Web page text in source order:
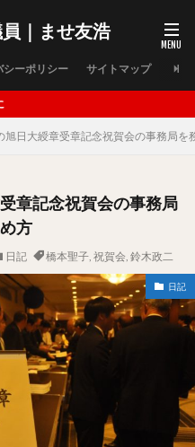
｜ませ友浩
シーポリシー サイトマップ
旭日大綬章受章記念祝賀会の事務局を
章記念祝賀会の事務局
方
日記 橋本聖子, 祝賀会, 鈴木政二
日記
心理師
染症情報管理
木全周平
河合純白
見
活用支援
ｅスポーツ
月議会
１２月議会
農園
祭囃子保存会
船津神社
政治活動報告
一般質問
教育環境
小中学生の体力